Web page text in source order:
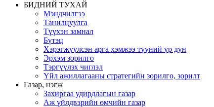
БИДНИЙ ТУХАЙ
Мэндчилгээ
Танилцуулга
Түүхэн замнал
Бүтэц
Хэрэгжүүлсэн арга хэмжээ түүний үр дүн
Эрхэм зорилго
Тэргүүлэх чиглэл
Үйл ажиллагааны стратегийн зорилго, зорилт
Газар, нэгж
Захиргаа удирдлагын газар
Аж үйлдвэрийн өмчийн газар